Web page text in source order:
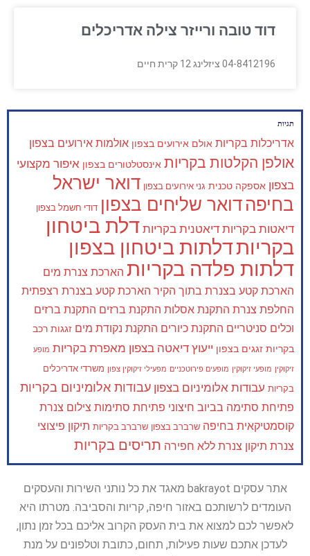
דוד טובה ורייזר צילה אדריכלים
04-8412196 ציזלינג 12 קרית חיים
תגיות
אדריכלות בקריות אולם אירועים בצפון אולמות אירועים בצפון
אולפן הקלטות בקריות אינסטלטורים בצפון איפור מקצועי
בצפון אספקה טכנית גני אירועים בצפון דואר ישראל
בחיפה דואר שליחים בצפון דודי חשמל בצפון
דיאטות בקריות דיאטנית בקריות דלת ביטחון
בקריותדלתות ביטחון בצפון
דלתות פלדה בקריות הארכת צנרת מים
הארכת קטע בצנרת בתוך הקיר הארכת קטע בצנרת רצפתית
החלפת צנרת התקנת אסלות התקנת ברזים התקנת ברזים
וכלים סניטריים התקנת כיורים התקנת נקודת מים זגגות רכב
בקריות זגגים בצפון ייעוץ דיאטה בצפון מאפרת בקריות מופע
זיקוקין מופעי זיקוקין מופעים פירוטכניים מפעילי זיקוקין צפון משרדי אדריכלים
בקריות עבודות אלומיניום בצפון עבודות אלומיניום בקריות
פתיחת סתימה בביוב חיצוני פתיחת סתימות צילום צנרת
קוסמטיקאית בחיפה שרברב בצפון שרברב בקריות תיקון פיצוצי
צנרת תיקון צנרת ללא חפירה תריסים בקריות
אתר עסקים bakrayot מאגד את כל נותני השירות והעסקים
העומדים לרשותכם באזור חיפה, קריות והסביבה. מטרתו היא
לאפשר לכם למצוא את בית העסק הקרוב אליכם בכל זמן נתון,
לעדכן אתכם שעות פעילות, תחום, כתובת וטלפונים על מנת